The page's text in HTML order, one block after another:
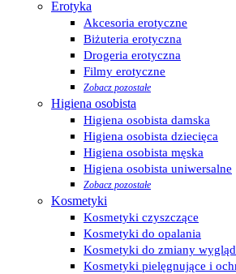
Erotyka
Akcesoria erotyczne
Biżuteria erotyczna
Drogeria erotyczna
Filmy erotyczne
Zobacz pozostałe
Higiena osobista
Higiena osobista damska
Higiena osobista dziecięca
Higiena osobista męska
Higiena osobista uniwersalne
Zobacz pozostałe
Kosmetyki
Kosmetyki czyszczące
Kosmetyki do opalania
Kosmetyki do zmiany
Kosmetyki pielęgnujące i